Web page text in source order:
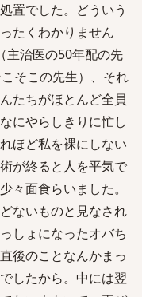
置でした。どういう
たくわかりません
主治医の50年配の先
そこの先生）、それ
たちがほとんど全員
にやらしきりに忙し
ほど私を裸にしない
が終ると人を平気で
々面食らいました。
ないものと見なされ
しょになったオバち
後のことなんかまっ
したから。中には翌